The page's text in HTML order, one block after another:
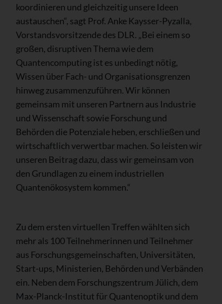
koordinieren und gleichzeitig unsere Ideen
austauschen“, sagt Prof. Anke Kaysser-Pyzalla,
Vorstandsvorsitzende des DLR. „Bei einem so
großen, disruptiven Thema wie dem
Quantencomputing ist es unbedingt nötig,
Wissen über Fach- und Organisationsgrenzen
hinweg zusammenzuführen. Wir können
gemeinsam mit unseren Partnern aus Industrie
und Wissenschaft sowie Forschung und
Behörden die Potenziale heben, erschließen und
wirtschaftlich verwertbar machen. So leisten wir
unseren Beitrag dazu, dass wir gemeinsam von
den Grundlagen zu einem industriellen
Quantenökosystem kommen.“
Zu dem ersten virtuellen Treffen wählten sich
mehr als 100 Teilnehmerinnen und Teilnehmer
aus Forschungsgemeinschaften, Universitäten,
Start-ups, Ministerien, Behörden und Verbänden
ein. Neben dem Forschungszentrum Jülich, dem
Max-Planck-Institut für Quantenoptik und dem